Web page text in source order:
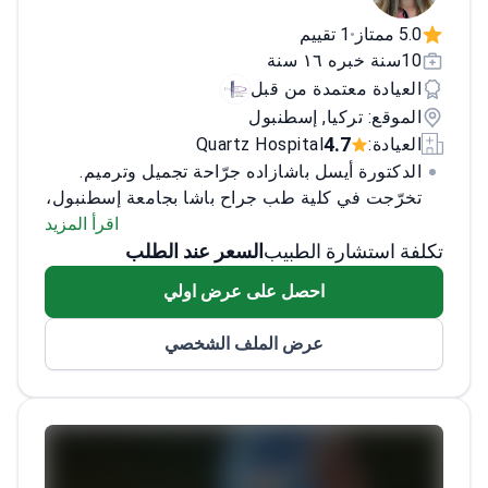
5.0 ممتاز •1 تقييم
10سنة خبره ١٦ سنة
العيادة معتمدة من قبل
الموقع: تركيا, إسطنبول
العيادة:
4.7
Quartz Hospital
الدكتورة أيسل باشازاده جرّاحة تجميل وترميم.
تخرّجت في كلية طب جراح باشا بجامعة إسطنبول،
وأتمّت تخصّصها في كلية الطب بجامعة أولوداغ في
بورصة. تحمل شهادة EBOPRAS (المجلس الأوروبي
عملت في مستشفيات جامعية وعيادات خاصة.
وتدريبات متقدمة، ما يبقي ممارستها مواكبة
اقرأ المزيد
تكلفة استشارة الطبيب السعر عند الطلب
احصل على عرض اولي
عرض الملف الشخصي